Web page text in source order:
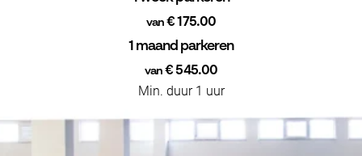
van € 175.00
1 maand parkeren
van € 545.00
Min. duur 1 uur